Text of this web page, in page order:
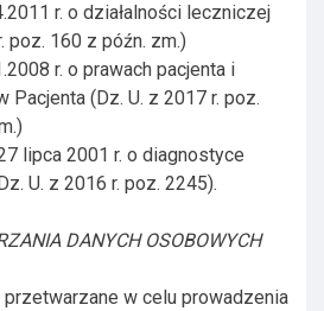
r. o działalności leczniczej
poz. 160 z późn. zm.)
r. o prawach pacjenta i
Pacjenta (Dz. U. z 2017 r. poz.
lipca 2001 r. o diagnostyce
U. z 2016 r. poz. 2245).
DANYCH OSOBOWYCH
w celu prowadzenia